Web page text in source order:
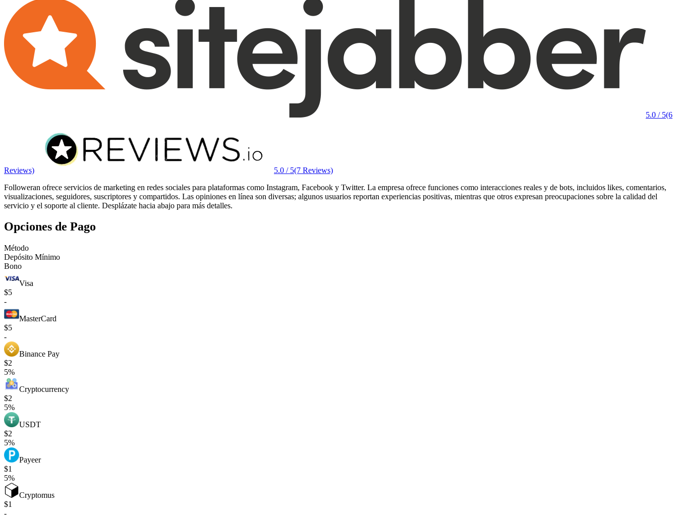
5.0 / 5(6
Reviews) 5.0 / 5(7 Reviews)
Followeran ofrece servicios de marketing en redes sociales para plataformas como Instagram, Facebook y Twitter. La empresa ofrece funciones como interacciones reales y de bots, incluidos likes, comentarios,
visualizaciones, seguidores, suscriptores y compartidos. Las opiniones en línea son diversas; algunos usuarios reportan experiencias positivas, mientras que otros expresan preocupaciones sobre la calidad del
servicio y el soporte al cliente. Desplázate hacia abajo para más detalles.
Opciones de Pago
Método
Depósito Mínimo
Bono
Visa
$5
-
MasterCard
$5
-
Binance Pay
$2
5%
Cryptocurrency
$2
5%
USDT
$2
5%
Payeer
$1
5%
Cryptomus
$1
-